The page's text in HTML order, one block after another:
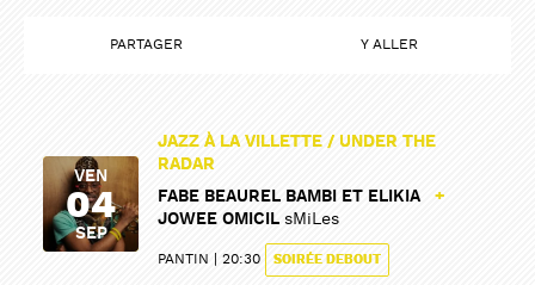
PARTAGER Y ALLER
VEN
04
SEP
JAZZ À LA VILLETTE / UNDER THE
RADAR
FABE BEAUREL BAMBI ET ELIKIA
+
JOWEE OMICIL sMiLes
PANTIN 20:30 SOIRÉE DEBOUT